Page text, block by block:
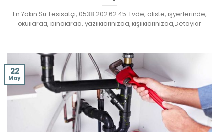
En Yakın Su Tesisatçı, 0538 202 62 45. Evde, ofiste, işyerlerinde,
okullarda, binalarda, yazlıklarınızda, kışlıklarınızda,Detaylar
22
May